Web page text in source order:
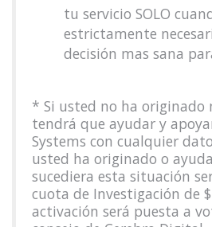
tu servicio SOLO
estrictamente
decisión mas sana
* Si usted no ha originado
tendrá que ayudar y
Systems con cualquier
usted ha originado o
sucediera esta situación
cuota de Investigación de
activación será puesta a